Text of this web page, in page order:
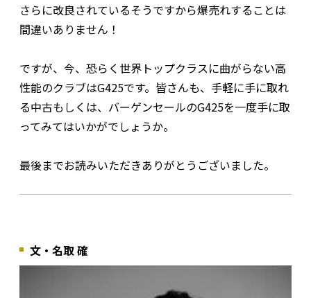
さらに改良されているそうですから爆売れすることは
間違いありません！
ですが、今、恐らく世界トップクラスに曲がらない高
性能のクラブはG425です。皆さんも、手軽に手に取れ
る中古もしくは、バーゲンセールのG425を一度手に取
ってみてはいかがでしょうか。
最後までお読みいただきありがとうございました。
文・名取 確